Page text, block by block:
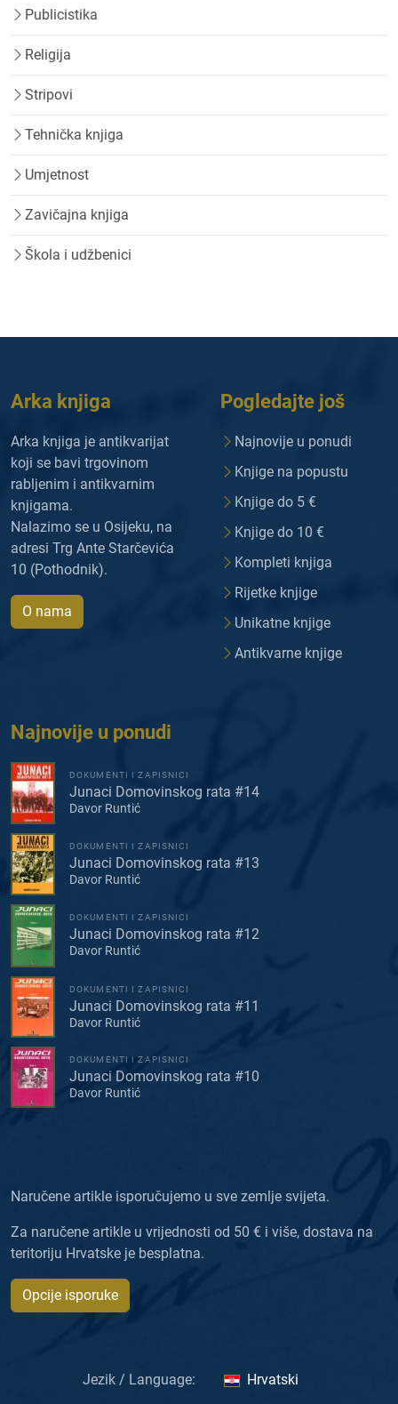
Publicistika
Religija
Stripovi
Tehnička knjiga
Umjetnost
Zavičajna knjiga
Škola i udžbenici
Arka knjiga
Arka knjiga je antikvarijat
koji se bavi trgovinom
rabljenim i antikvarnim
knjigama.
Nalazimo se u Osijeku, na
adresi Trg Ante Starčevića
10 (Pothodnik).
O nama
Pogledajte još
Najnovije u ponudi
Knjige na popustu
Knjige do 5 €
Knjige do 10 €
Kompleti knjiga
Rijetke knjige
Unikatne knjige
Antikvarne knjige
Najnovije u ponudi
DOKUMENTI I ZAPISNICI
Junaci Domovinskog rata #14
Davor Runtić
DOKUMENTI I ZAPISNICI
Junaci Domovinskog rata #13
Davor Runtić
DOKUMENTI I ZAPISNICI
Junaci Domovinskog rata #12
Davor Runtić
DOKUMENTI I ZAPISNICI
Junaci Domovinskog rata #11
Davor Runtić
DOKUMENTI I ZAPISNICI
Junaci Domovinskog rata #10
Davor Runtić
Naručene artikle isporučujemo u sve zemlje svijeta.
Za naručene artikle u vrijednosti od 50 € i više, dostava na
teritoriju Hrvatske je besplatna.
Opcije isporuke
Jezik / Language: Hrvatski